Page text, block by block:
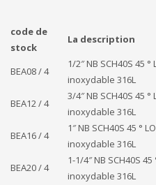
code de
stock
La description
BEA08 / 4
1/2″ NB SCH40S 45 °
inoxydable 316L
BEA12 / 4
3/4″ NB SCH40S 45 °
inoxydable 316L
BEA16 / 4
1″ NB SCH40S 45 °
inoxydable 316L
BEA20 / 4
1-1/4″ NB SCH40S
inoxydable 316L